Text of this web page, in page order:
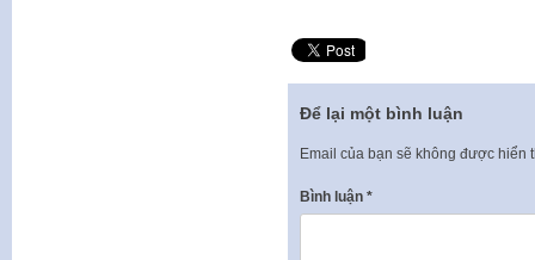
Để lại một bình luận
Email của bạn sẽ không được hiển
Bình luận *